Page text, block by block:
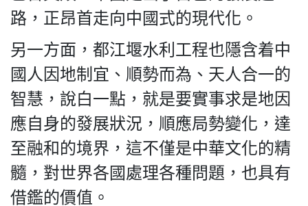
路，正昂首走向中國式的現代化。
另一方面，都江堰水利工程也隱含着中
國人因地制宜、順勢而為、天人合一的
智慧，說白一點，就是要實事求是地因
應自身的發展狀況，順應局勢變化，達
至融和的境界，這不僅是中華文化的精
髓，對世界各國處理各種問題，也具有
借鑑的價值。